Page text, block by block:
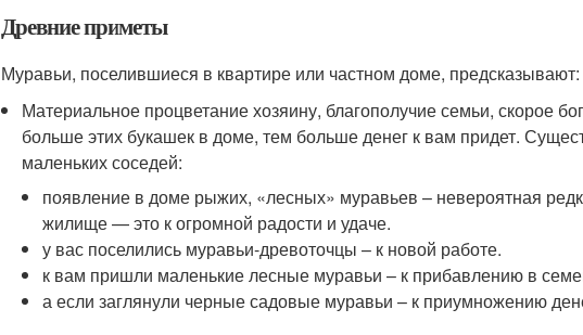
Древние приметы
Муравьи, поселившиеся в квартире или частном доме, предсказывают:
Материальное процветание хозяину, благополучие семьи, скорое
больше этих букашек в доме, тем больше денег к вам придет.
маленьких соседей:
появление в доме рыжих, «лесных» муравьев – невероятная
жилище — это к огромной радости и удаче.
у вас поселились муравьи-древоточцы – к новой работе.
к вам пришли маленькие лесные муравьи – к прибавлению в
а если заглянули черные садовые муравьи – к приумножению